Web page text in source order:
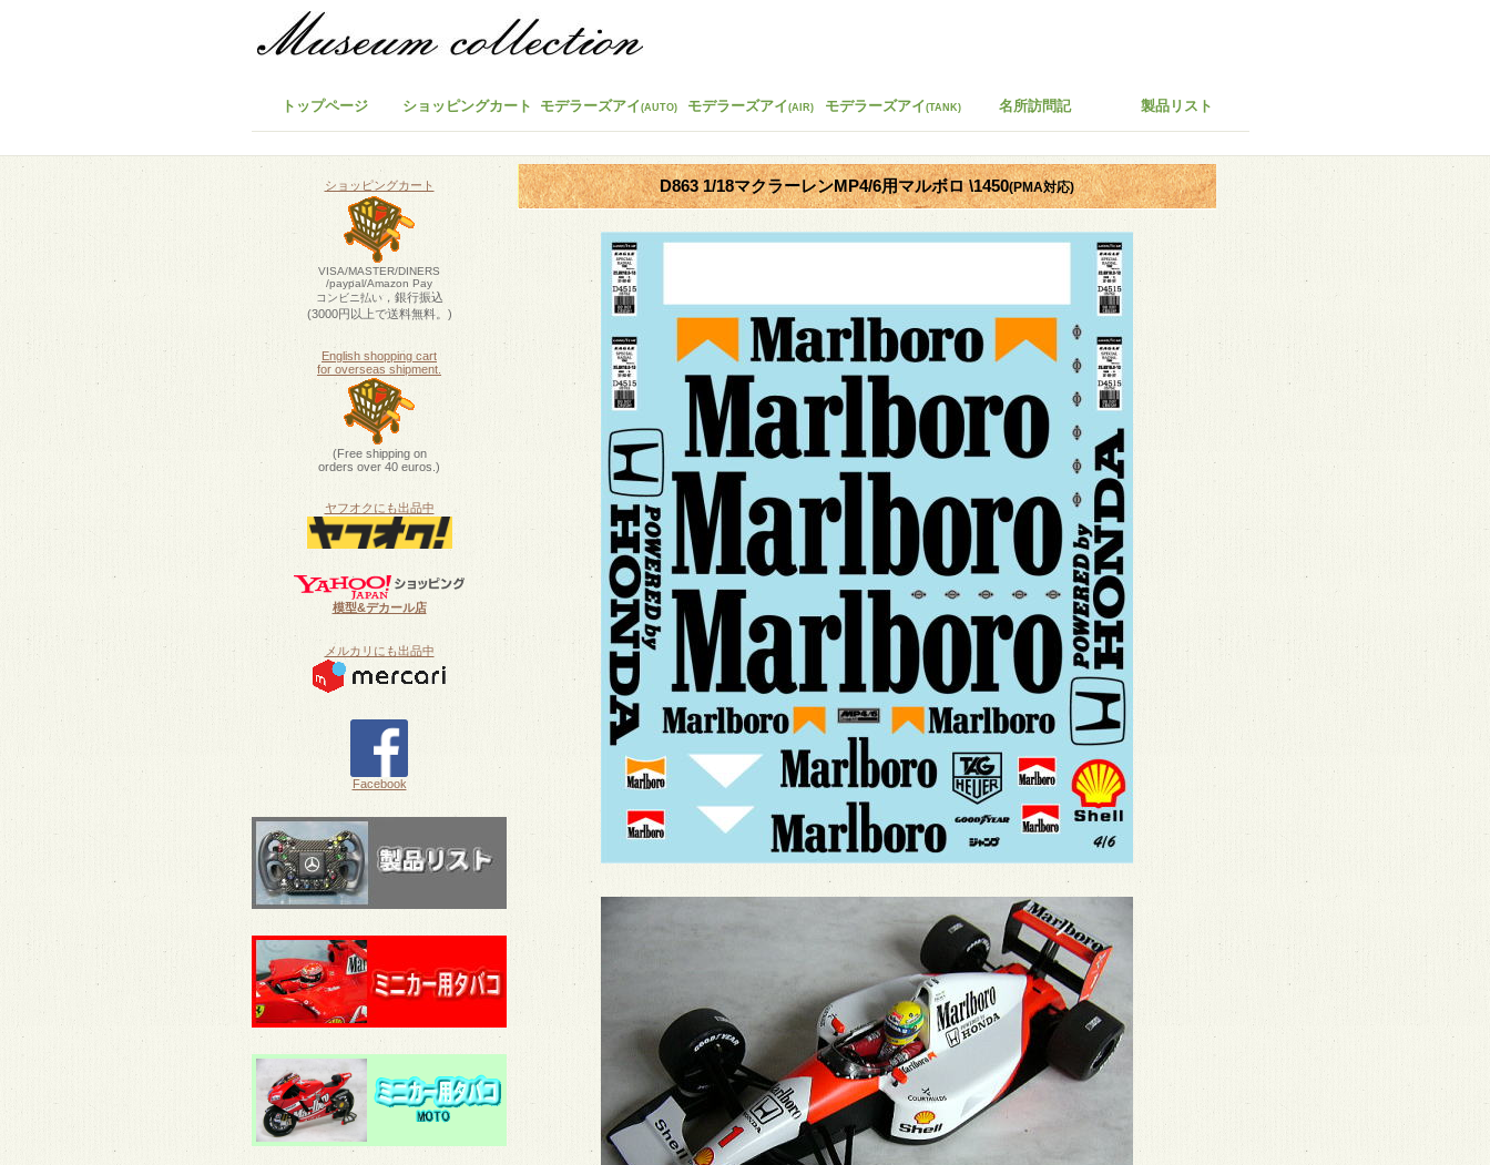
D863 1/18マクラーレンMP4/6用マルボロ \1450(PMA対応)
トップページ ショッピングカート モデラーズアイ(AUTO) モデラーズアイ(AIR) モデラーズアイ(TANK) 名所訪問記 製品リスト
ショッピングカート
VISA/MASTER/DINERS
/paypal/Amazon Pay
コンビニ払い，銀行振込
(3000円以上で送料無料。)
English shopping cart
for overseas shipment.
(Free shipping on
orders over 40 euros.)
ヤフオクにも出品中
模型&デカール店
メルカリにも出品中
Facebook